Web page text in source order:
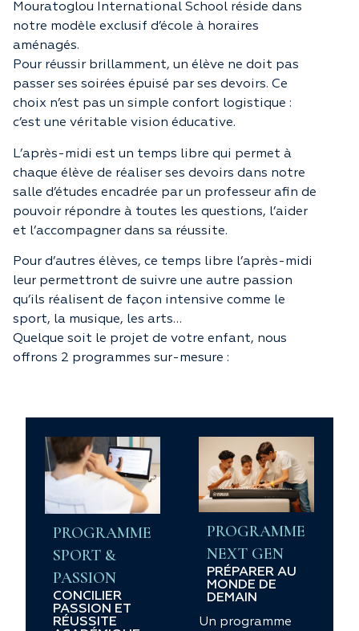
Mouratoglou International School réside dans
notre modèle exclusif d’école à horaires
aménagés.
Pour réussir brillamment, un élève ne doit pas
passer ses soirées épuisé par ses devoirs. Ce
choix n’est pas un simple confort logistique :
c’est une véritable vision éducative.
L’après-midi est un temps libre qui permet à
chaque élève de réaliser ses devoirs dans notre
salle d’études encadrée par un professeur afin de
pouvoir répondre à toutes les questions, l’aider
et l’accompagner dans sa réussite.
Pour d’autres élèves, ce temps libre l’après-midi
leur permettront de suivre une autre passion
qu’ils réalisent de façon intensive comme le
sport, la musique, les arts…
Quelque soit le projet de votre enfant, nous
offrons 2 programmes sur-mesure :
PROGRAMME
SPORT &
PASSION
CONCILIER
PASSION ET
RÉUSSITE
PROGRAMME
NEXT GEN
PRÉPARER AU
MONDE DE
DEMAIN
Un programme